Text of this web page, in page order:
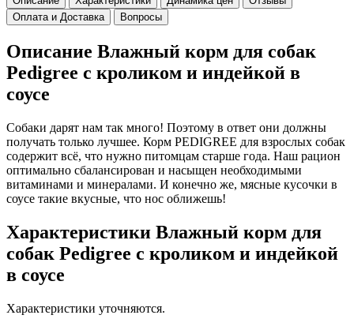
Оплата и Доставка
Вопросы
Описание Влажный корм для собак
Pedigree с кроликом и индейкой в
соусе
Собаки дарят нам так много! Поэтому в ответ они должны
получать только лучшее. Корм PEDIGREE для взрослых собак
содержит всё, что нужно питомцам старше года. Наш рацион
оптимально сбалансирован и насыщен необходимыми
витаминами и минералами. И конечно же, мясные кусочки в
соусе такие вкусные, что нос оближешь!
Характеристики Влажный корм для
собак Pedigree с кроликом и индейкой
в соусе
Характеристики уточняются.